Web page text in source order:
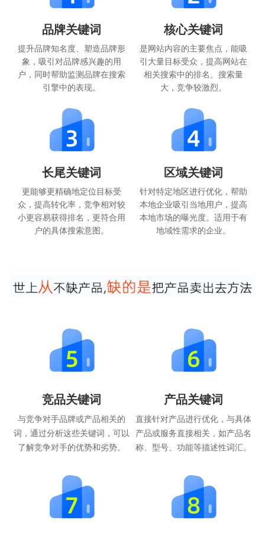
品牌关键词
提升品牌知名度、塑造品牌形
象，吸引对品牌感兴趣的用
户，同时帮助监测品牌在搜索
引擎中的表现。
核心关键词
是网站内容的主要焦点，能吸
引大量目标受众，提高网站在
相关搜索中的排名。搜索量
大，竞争较激烈。
长尾关键词
更能够更精确地定位目标受
众，提高转化率，竞争相对较
小更容易获得排名，更符合用
户的具体搜索意图。
区域关键词
针对特定地区进行优化，帮助
本地企业吸引当地用户，提高
本地市场的曝光度。适用于有
地域性需求的企业。
竞品关键词
与竞争对手品牌或产品相关的
词，通过分析这些关键词，可以
了解竞争对手的优势和劣势。
产品关键词
直接针对产品进行优化，与具体
产品或服务直接相关，如产品名
称、型号、功能等描述性词汇。